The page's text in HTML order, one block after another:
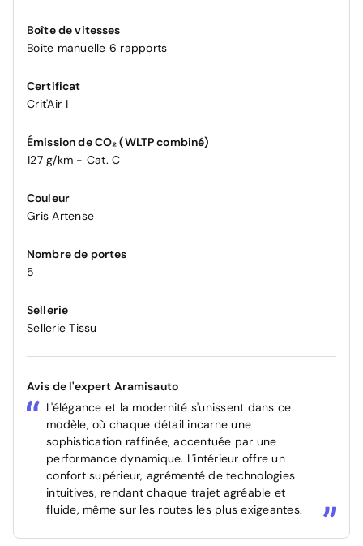
Boîte de vitesses
Boîte manuelle 6 rapports
Certificat
Crit'Air 1
Émission de CO₂ (WLTP combiné)
127 g/km - Cat. C
Couleur
Gris Artense
Nombre de portes
5
Sellerie
Sellerie Tissu
Avis de l'expert Aramisauto
L'élégance et la modernité s'unissent dans ce
modèle, où chaque détail incarne une
sophistication raffinée, accentuée par une
performance dynamique. L'intérieur offre un
confort supérieur, agrémenté de technologies
intuitives, rendant chaque trajet agréable et
fluide, même sur les routes les plus exigeantes.